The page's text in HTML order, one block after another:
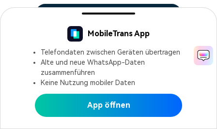
In MobileTrans öffnen
MobileTrans App
Telefondaten zwischen Geräten übertragen
Alte und neue WhatsApp-Daten
zusammenführen
Keine Nutzung mobiler Daten
App öffnen
In Mutsapper öffnen
KOSTENLOSE TESTVERSION
KOSTENLOSE TESTVERSION
Sicher und zuverlässig
Bastian Günter
Dec 22, 25 Share article: